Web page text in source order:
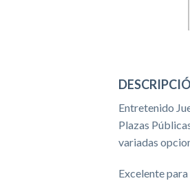
Entretenido
Plazas
variadas
Excelente